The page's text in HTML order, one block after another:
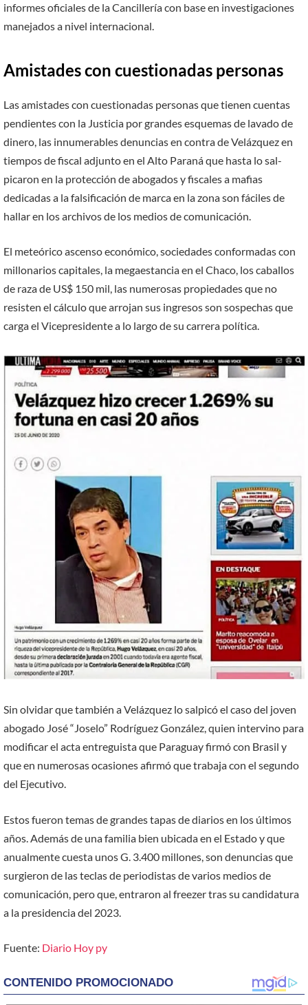
informes oficiales de la Cancillería con base en investigaciones
manejados a nivel interna­cional.
Amistades con cuestio­nadas personas
Las amistades con cuestio­nadas personas que tienen cuentas
pendientes con la Justicia por grandes esque­mas de lavado de
dinero, las innumerables denuncias en contra de Velázquez en
tiem­pos de fiscal adjunto en el Alto Paraná que hasta lo sal­
picaron en la protección de abogados y fiscales a mafias
dedicadas a la falsificación de marca en la zona son fáci­les de
hallar en los archivos de los medios de comunica­ción.
El meteórico ascenso económico, sociedades con­formadas con
millonarios capitales, la megaestancia en el Chaco, los caballos
de raza de US$ 150 mil, las numero­sas propiedades que no
resis­ten el cálculo que arrojan sus ingresos son sospechas que
carga el Vicepresidente a lo largo de su carrera política.
Sin olvidar que también a Velázquez lo salpicó el caso del joven
abogado José “Joselo” Rodríguez Gon­zález, quien intervino para
modificar el acta entre­guista que Paraguay firmó con Brasil y
que en nume­rosas ocasiones afirmó que trabaja con el segundo
del Ejecutivo.
Estos fueron temas de grandes tapas de diarios en los últimos
años. Además de una familia bien ubicada en el Estado y que
anualmente cuesta unos G. 3.400 millones, son denuncias que
surgie­ron de las teclas de perio­distas de varios medios de
comunicación, pero que, entraron al freezer tras su candidatura
a la presiden­cia del 2023.
Fuente: Diario Hoy py